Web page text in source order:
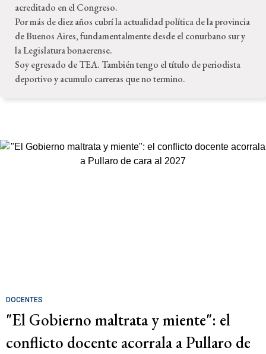
acreditado en el Congreso.
Por más de diez años cubrí la actualidad política de la provincia
de Buenos Aires, fundamentalmente desde el conurbano sur y
la Legislatura bonaerense.
Soy egresado de TEA. También tengo el título de periodista
deportivo y acumulo carreras que no termino.
DOCENTES
"El Gobierno maltrata y miente": el
conflicto docente acorrala a Pullaro de